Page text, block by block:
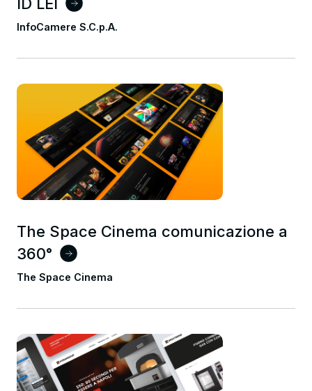
InfoCamere S.C.p.A.
The Space Cinema comunicazione a
360°
The Space Cinema